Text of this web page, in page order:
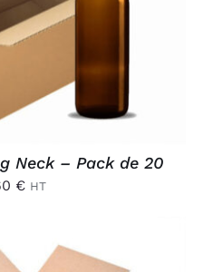
Neck – Pack de 20
€ HT